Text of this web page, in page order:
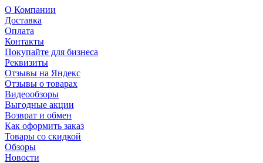
О Компании
Доставка
Оплата
Контакты
Покупайте для бизнеса
Реквизиты
Отзывы на Яндекс
Отзывы о товарах
Видеообзоры
Выгодные акции
Возврат и обмен
Как оформить заказ
Товары со скидкой
Обзоры
Новости